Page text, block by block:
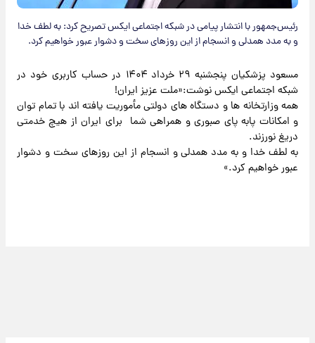
رئیس‌جمهور با انتشار پیامی در شبکه اجتماعی ایکس تصریح کرد: به لطف خدا
و به مدد همدلی و انسجام از این روزهای سخت و دشوار عبور خواهیم کرد.
مسعود پزشکیان پنجشنبه ۲۹ خرداد ۱۴۰۴ در حساب کاربری خود در
شبکه اجتماعی ایکس نوشت:«ملت عزیز ایران!
‌همه وزارتخانه ها و دستگاه های دولتی مأموریت یافته اند با تمام توان
و امکانات پابه پای صبوری و همراهی شما ⁧ برای ایران⁩ از هیچ خدمتی
دریغ نورزند.
‌به لطف خدا و به مدد همدلی و انسجام از این روزهای سخت و دشوار
عبور خواهیم کرد.»